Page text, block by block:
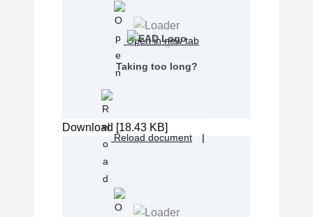
Loading...
Open in new tab
Download [18.43 KB]
Taking too long?
Reload document |